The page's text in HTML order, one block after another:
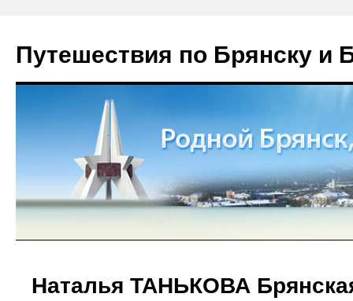
Путешествия по Брянску и
Наталья ТАНЬКОВА